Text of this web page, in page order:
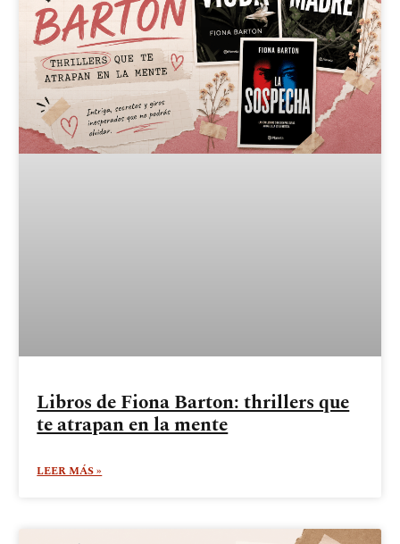
Libros de Fiona Barton: thrillers que
te atrapan en la mente
LEER MÁS »